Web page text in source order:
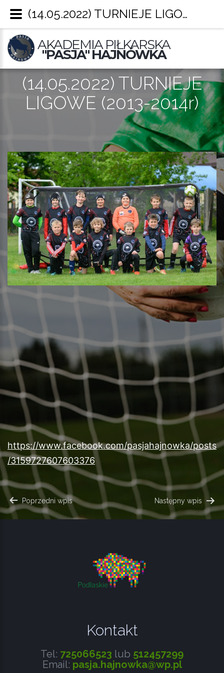
AKADEMIA PIŁKARSKA
"PASJA" HAJNÓWKA
(14.05.2022) TURNIEJE
LIGOWE (2013-2014r)
https://www.facebook.com/pasjahajnowka/posts
/3159727607603376
NAWIGACJA
Poprzedni wpis Następny wpis
Kontakt
Tel: 725066523 lub 512457299
Email: pasja.hajnowka@wp.pl
(14.05.2022) TURNIEJE LIGOWE (2013-2014r) – Pasja Hajnówka